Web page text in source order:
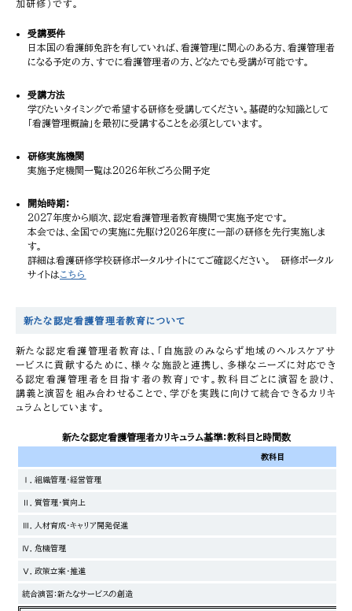
加研修）です。
受講要件
日本国の看護師免許を有していれば、看護管理に関心のある方、看護管理者
になる予定の方、すでに看護管理者の方、どなたでも受講が可能です。
受講方法
学びたいタイミングで希望する研修を受講してください。基礎的な知識として
「看護管理概論」を最初に受講することを必須としています。
研修実施機関
実施予定機関一覧は2026年秋ごろ公開予定
開始時期：
2027年度から順次、認定看護管理者教育機関で実施予定です。
本会では、全国での実施に先駆け2026年度に一部の研修を先行実施しま
す。
詳細は看護研修学校研修ポータルサイトにてご確認ください。 研修ポータル
サイトはこちら
新たな認定看護管理者教育について
新たな認定看護管理者教育は、「自施設のみならず地域のヘルスケアサ
ービスに貢献するために、様々な施設と連携し、多様なニーズに対応でき
る認定看護管理者を目指す者の教育」です。教科目ごとに演習を設け、
講義と演習を組み合わせることで、学びを実践に向けて統合できるカリキ
ュラムとしています。
新たな認定看護管理者カリキュラム基準：教科目と時間数
教科目
Ⅰ．組織管理・経営管理
Ⅱ．質管理・質向上
Ⅲ．人材育成・キャリア開発促進
Ⅳ．危機管理
Ⅴ．政策立案・推進
統合演習：新たなサービスの創造